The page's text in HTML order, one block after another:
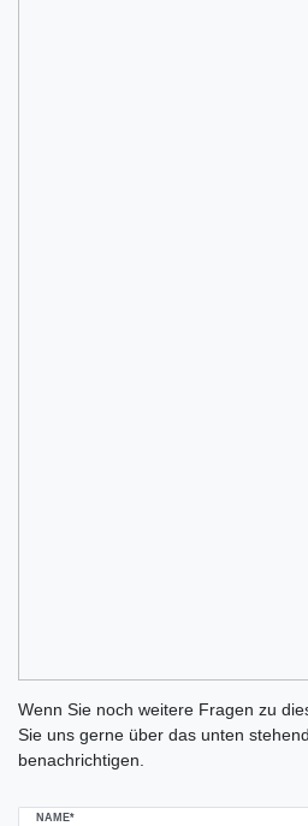
Wenn Sie noch weitere Fragen zu
Sie uns gerne über das unten
benachrichtigen.
NAME*